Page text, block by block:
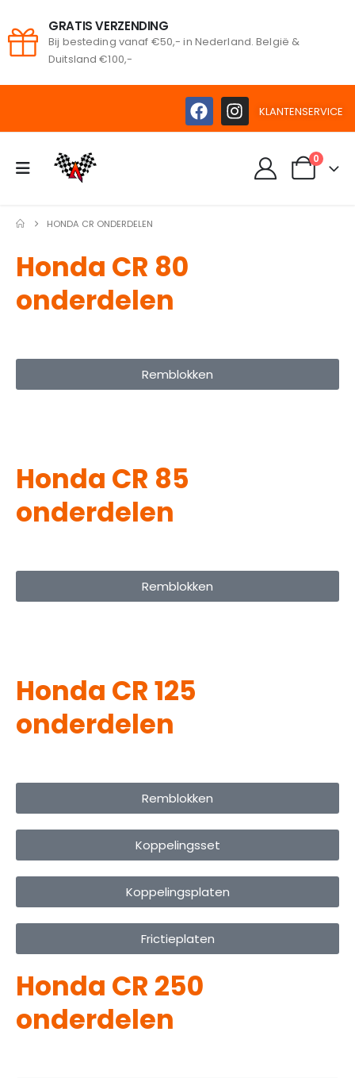
GRATIS VERZENDING
Bij besteding vanaf €50,- in Nederland. België &
Duitsland €100,-
KLANTENSERVICE
0
HONDA CR ONDERDELEN
Honda CR 80
onderdelen
Remblokken
Honda CR 85
onderdelen
Remblokken
Honda CR 125
onderdelen
Remblokken
Koppelingsset
Koppelingsplaten
Frictieplaten
Honda CR 250
onderdelen